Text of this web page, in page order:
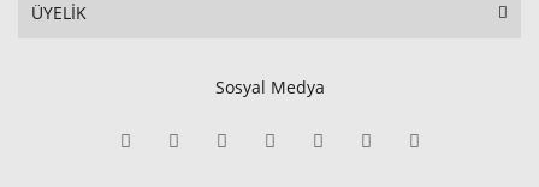
ÜYELİK
Sosyal Medya